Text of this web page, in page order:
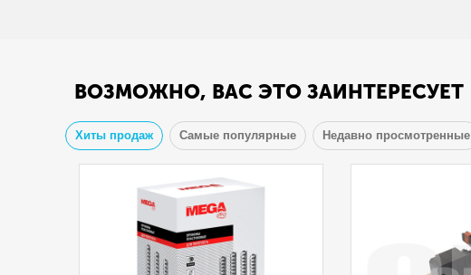
ВОЗМОЖНО, ВАС ЭТО ЗАИНТЕРЕСУЕТ
Хиты продаж Самые популярные Недавно просмотренные